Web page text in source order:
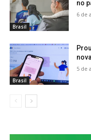
Brasil
no
6 de
Brasil
5 de